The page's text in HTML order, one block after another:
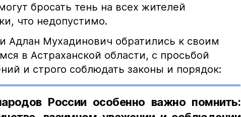
бросать тень на всех жителей
что недопустимо.
Адлан Мухадинович обратились к своим
в Астраханской области, с просьбой
и строго соблюдать законы и порядок:
России особенно важно помнить: